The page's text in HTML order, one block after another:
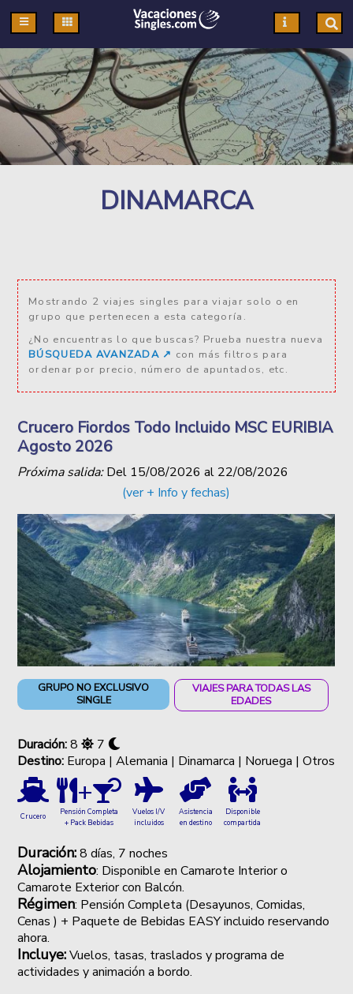
DINAMARCA
Mostrando 2 viajes singles para viajar solo o en
grupo que pertenecen a esta categoría.
¿No encuentras lo que buscas? Prueba nuestra nueva
BÚSQUEDA AVANZADA ↗️ con más filtros para
ordenar por precio, número de apuntados, etc.
Crucero Fiordos Todo Incluido MSC EURIBIA
Agosto 2026
Próxima salida:Del 15/08/2026 al 22/08/2026
(ver + Info y fechas)
GRUPO NO EXCLUSIVO
SINGLE
VIAJES PARA TODAS LAS
EDADES
Duración:8
7
Destino: Europa | Alemania | Dinamarca | Noruega | Otros
Crucero
+
Pensión Completa
+ Pack Bebidas
Vuelos I/V
incluidos
Asistencia
en destino
Disponible
compartida
Duración:8 días, 7 noches
Alojamiento: Disponible en Camarote Interior o
Camarote Exterior con Balcón.
Régimen: Pensión Completa (Desayunos, Comidas,
Cenas ) + Paquete de Bebidas EASY incluido reservando
ahora.
Incluye:Vuelos, tasas, traslados y programa de
actividades y animación a bordo.